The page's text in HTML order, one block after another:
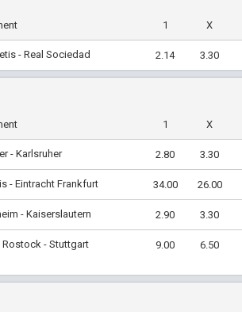
1 X
- Real Sociedad 2.14 3.30
1 X
- Karlsruher 2.80 3.30
- Eintracht Frankfurt 34.00 26.00
- Kaiserslautern 2.90 3.30
Rostock - Stuttgart 9.00 6.50